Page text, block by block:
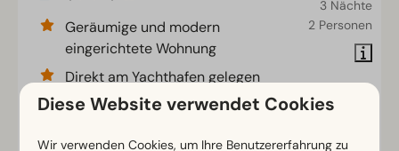
3 Nächte
2 Personen
Geräumige und modern
eingerichtete Wohnung
Direkt am Yachthafen gelegen
Wohnung im 1. Stock mit Terrasse
Diese Website verwendet Cookies
Wir verwenden Cookies, um Ihre Benutzererfahrung zu